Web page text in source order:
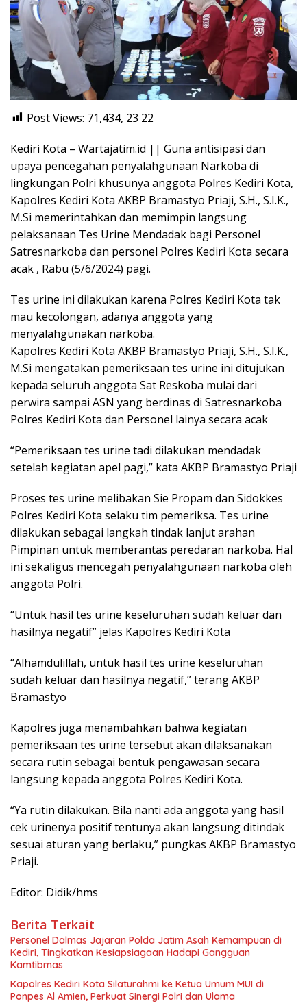
Post Views: 71,434, 23 22
Kediri Kota – Wartajatim.id || Guna antisipasi dan
upaya pencegahan penyalahgunaan Narkoba di
lingkungan Polri khusunya anggota Polres Kediri Kota,
Kapolres Kediri Kota AKBP Bramastyo Priaji, S.H., S.I.K.,
M.Si memerintahkan dan memimpin langsung
pelaksanaan Tes Urine Mendadak bagi Personel
Satresnarkoba dan personel Polres Kediri Kota secara
acak , Rabu (5/6/2024) pagi.
Tes urine ini dilakukan karena Polres Kediri Kota tak
mau kecolongan, adanya anggota yang
menyalahgunakan narkoba.
Kapolres Kediri Kota AKBP Bramastyo Priaji, S.H., S.I.K.,
M.Si mengatakan pemeriksaan tes urine ini ditujukan
kepada seluruh anggota Sat Reskoba mulai dari
perwira sampai ASN yang berdinas di Satresnarkoba
Polres Kediri Kota dan Personel lainya secara acak
“Pemeriksaan tes urine tadi dilakukan mendadak
setelah kegiatan apel pagi,” kata AKBP Bramastyo Priaji
Proses tes urine melibakan Sie Propam dan Sidokkes
Polres Kediri Kota selaku tim pemeriksa. Tes urine
dilakukan sebagai langkah tindak lanjut arahan
Pimpinan untuk memberantas peredaran narkoba. Hal
ini sekaligus mencegah penyalahgunaan narkoba oleh
anggota Polri.
“Untuk hasil tes urine keseluruhan sudah keluar dan
hasilnya negatif” jelas Kapolres Kediri Kota
“Alhamdulillah, untuk hasil tes urine keseluruhan
sudah keluar dan hasilnya negatif,” terang AKBP
Bramastyo
Kapolres juga menambahkan bahwa kegiatan
pemeriksaan tes urine tersebut akan dilaksanakan
secara rutin sebagai bentuk pengawasan secara
langsung kepada anggota Polres Kediri Kota.
“Ya rutin dilakukan. Bila nanti ada anggota yang hasil
cek urinenya positif tentunya akan langsung ditindak
sesuai aturan yang berlaku,” pungkas AKBP Bramastyo
Priaji.
Editor: Didik/hms
Berita Terkait
Personel Dalmas Jajaran Polda Jatim Asah Kemampuan di
Kediri, Tingkatkan Kesiapsiagaan Hadapi Gangguan
Kamtibmas
Kapolres Kediri Kota Silaturahmi ke Ketua Umum MUI di
Ponpes Al Amien, Perkuat Sinergi Polri dan Ulama